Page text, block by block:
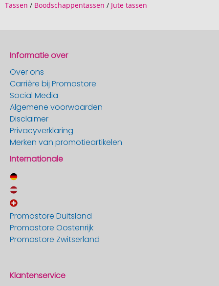
Tassen / Boodschappentassen / Jute tassen
Informatie over
Over ons
Carrière bij Promostore
Social Media
Algemene voorwaarden
Disclaimer
Privacyverklaring
Merken van promotieartikelen
Internationale
Promostore Duitsland
Promostore Oostenrijk
Promostore Zwitserland
Klantenservice